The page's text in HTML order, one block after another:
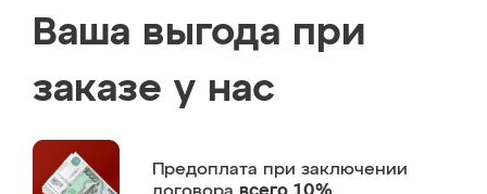
Ваша выгода при
заказе у нас
Предоплата при заключении